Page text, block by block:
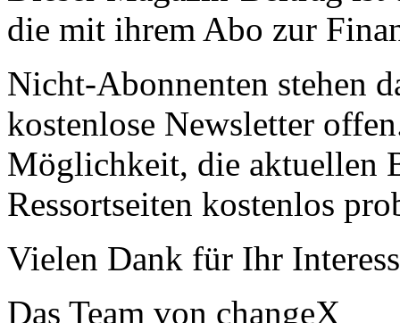
die mit ihrem Abo zur
Nicht-Abonnenten stehen
kostenlose Newsletter
Möglichkeit, die aktuellen
Ressortseiten kostenlos
Vielen Dank für Ihr
Das Team von changeX